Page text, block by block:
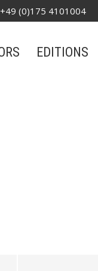
+49 (0)175 4101004
EDITIONS